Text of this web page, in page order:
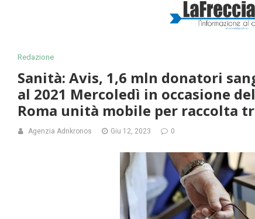
Redazione
Sanità: Avis, 1,6 mln donatori
al 2021 Mercoledì in occasione
Roma unità mobile per raccolta
Agenzia Adnkronos Giu 12, 2023 0